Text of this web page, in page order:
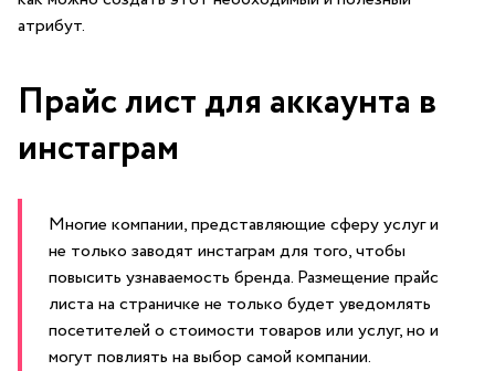
атрибут.
Прайс лист для аккаунта в
инстаграм
Многие компании, представляющие сферу услуг и
не только заводят инстаграм для того, чтобы
повысить узнаваемость бренда. Размещение прайс
листа на страничке не только будет уведомлять
посетителей о стоимости товаров или услуг, но и
могут повлиять на выбор самой компании.